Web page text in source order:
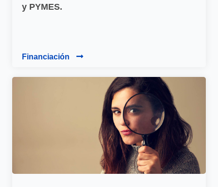
y PYMES.
Financiación